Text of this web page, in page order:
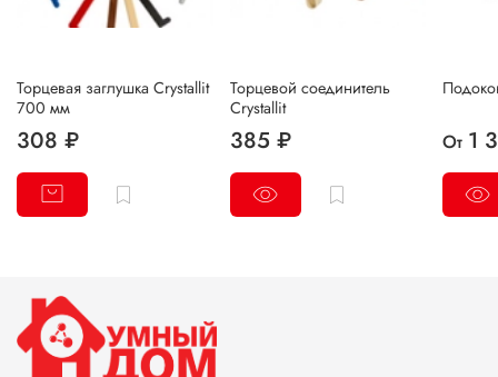
Торцевая заглушка Crystallit
700 мм
308 ₽
Торцевой соединитель
Crystallit
385 ₽ От 1